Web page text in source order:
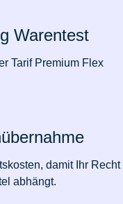
Warentest
Tarif Premium Flex
damit Ihr Recht
abhängt.